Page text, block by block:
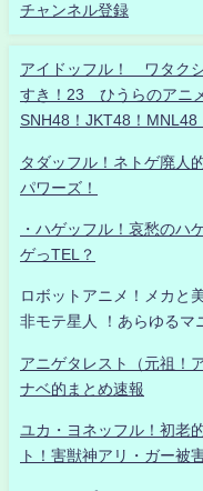
チャンネル登録
アイドッフル！ ワタク
すき！23 ひうらのアニ
SNH48！JKT48！
タダッフル！ネトゲ廃人
パワーズ！
・ハゲッフル！哀愁のハ
ゲっTEL？
ロボットアニメ！メカと
非モテ星人 ！あらゆるマ
アニゲタレスト（元祖！
ナベ的まとめ速報
ユカ・ヨネッフル！初老
ト！害獣神アリ・ガー被